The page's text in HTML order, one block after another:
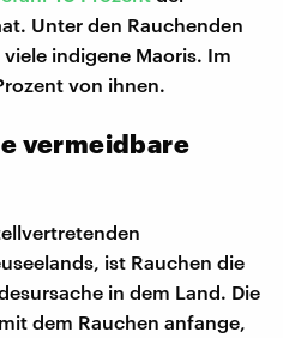
Unter den Rauchenden
indigene Maoris. Im
von ihnen.
vermeidbare
ist Rauchen die
in dem Land. Die
dem Rauchen anfange,